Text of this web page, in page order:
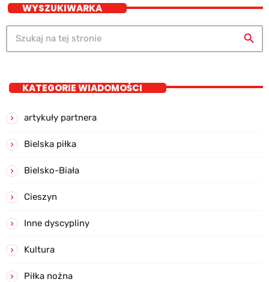
WYSZUKIWARKA
search
KATEGORIE WIADOMOŚCI
artykuły partnera
Bielska piłka
Bielsko-Biała
Cieszyn
Inne dyscypliny
Kultura
Piłka nożna